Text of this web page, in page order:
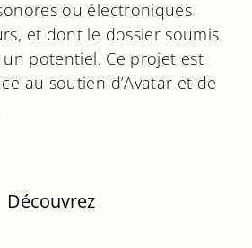
ou électroniques
et dont le dossier soumis
potentiel. Ce projet est
au soutien d’Avatar et de
Découvrez